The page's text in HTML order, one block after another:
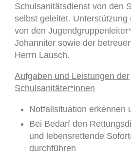
Schulsanitätsdienst von den
selbst geleitet. Unterstützung
von den
Johanniter sowie der
Herrn Lausch.
Aufgaben und Leistungen der
Schulsanitäter*innen
Notfallsituation erkennen
Bei Bedarf den
und lebensrettende
durchführen